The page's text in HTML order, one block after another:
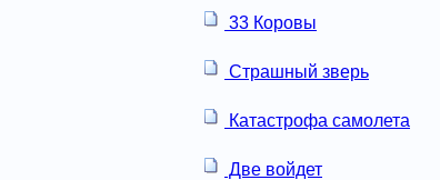
33 Коровы
Страшный зверь
Катастрофа самолета
Две войдет